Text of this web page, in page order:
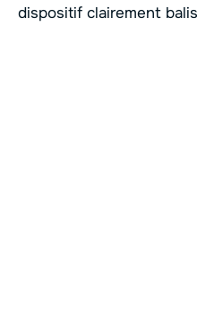
dispositif clairement